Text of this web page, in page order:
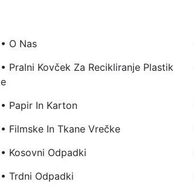
• O Nas
• Pralni Kovček Za Recikliranje Plastik
E
• Papir In Karton
• Filmske In Tkane Vrečke
• Kosovni Odpadki
• Trdni Odpadki